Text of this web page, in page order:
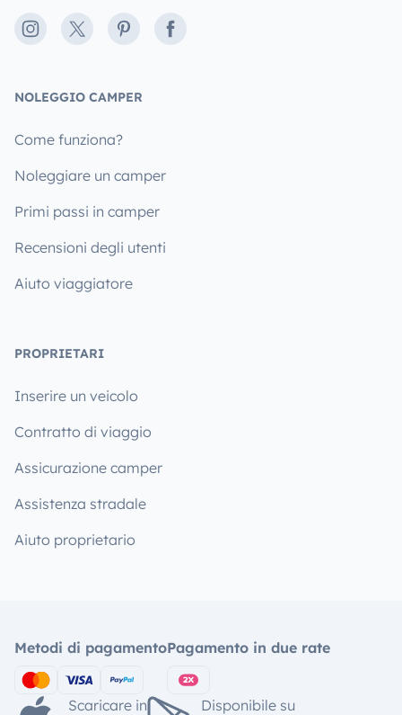
Instagram
X PinterestFacebook
NOLEGGIO CAMPER
Come funziona?
Noleggiare un camper
Primi passi in camper
Recensioni degli utenti
Aiuto viaggiatore
PROPRIETARI
Inserire un veicolo
Contratto di viaggio
Assicurazione camper
Assistenza stradale
Aiuto proprietario
Metodi di pagamentoPagamento in due rate
Scaricare in Disponibile su